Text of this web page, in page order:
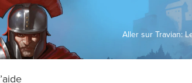
Aller sur Travian: